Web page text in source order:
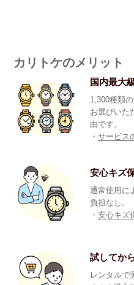
カリトケのメリット
国内最大
1,300種類
お選びいた
由です。
・サービス
安心キズ
通常使用に
負担なし。
・安心キズ
試してか
レンタルで